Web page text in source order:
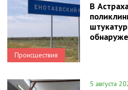
Происшествия
В
5 августа